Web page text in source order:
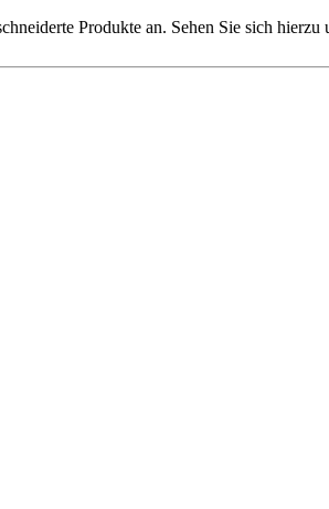
Produkte an. Sehen Sie sich hierzu